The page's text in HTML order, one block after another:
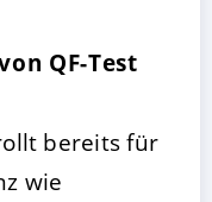
QF-Test
bereits für
wie